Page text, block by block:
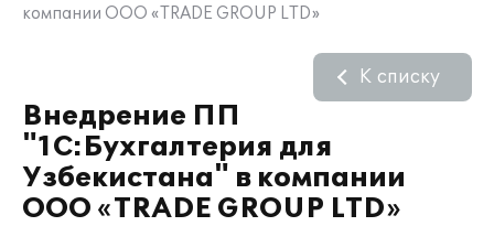
компании ООО «TRADE GROUP LTD»
Внедрение ПП
"1C:Бухгалтерия для
Узбекистана" в компании
ООО «TRADE GROUP LTD»
К списку